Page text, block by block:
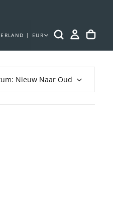
| EUR
Nieuw Naar Oud